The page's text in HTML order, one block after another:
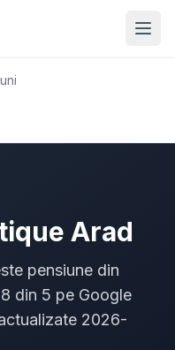
Arad
pensiune din
din 5 pe Google
2026-